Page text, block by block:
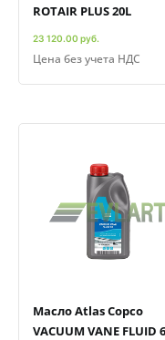
ROTAIR PLUS 20L
23 120.00 руб.
Цена без учета НДС
Быстрый просмотр
Добавить к
Масло Atlas Copco
VACUUM VANE FLUID